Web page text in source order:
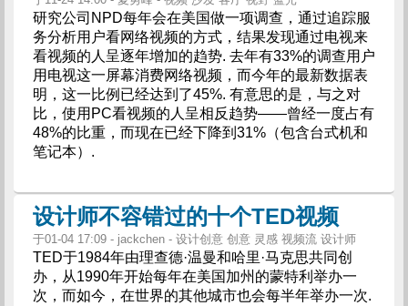
研究公司NPD每年会在美国做一项调查，通过追踪服
务分析用户看网络视频的方式，结果发现通过电视来
看视频的人呈逐年增加的趋势. 去年有33%的调查用户
用电视这一屏幕消费网络视频，而今年的最新数据表
明，这一比例已经达到了45%. 有意思的是，与之对
比，使用PC看视频的人呈相反趋势——曾经一度占有
48%的比重，而现在已经下降到31%（包含台式机和
笔记本）.
设计师不容错过的十个TED视频
于01-04 17:09 - jackchen - 设计创意 创意 灵感 视频流 设计师
TED于1984年由理查德·温曼和哈里·马克思共同创
办，从1990年开始每年在美国加州的蒙特利举办一
次，而如今，在世界的其他城市也会每半年举办一次.